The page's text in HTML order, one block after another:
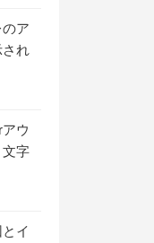
のア
され
アウ
文字
イ